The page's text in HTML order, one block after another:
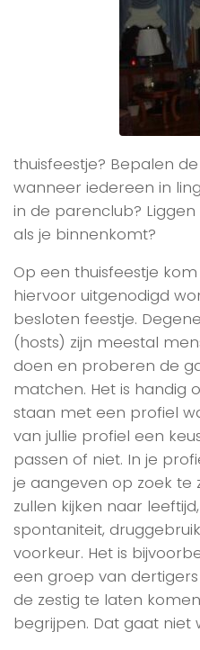
thuisfeestje? Bepalen
wanneer iedereen in
in de parenclub?
als je binnenkomt?
Op een thuisfeestje
hiervoor uitgenodigd
besloten feestje.
(hosts) zijn meestal
doen en proberen de
matchen. Het is handig
staan met een profiel
van jullie profiel een
passen of niet. In je
je aangeven op zoek te
zullen kijken naar
spontaniteit,
voorkeur. Het is
een groep van
de zestig te laten
begrijpen. Dat gaat niet